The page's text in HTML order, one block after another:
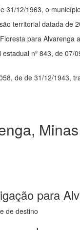
31/12/1963, o
territorial datada de
para Alvarenga
nº 843, de
de de 31/12/1943,
para
de destino